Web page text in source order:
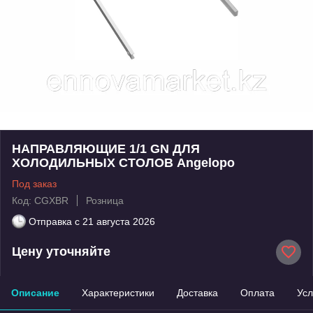
НАПРАВЛЯЮЩИЕ 1/1 GN ДЛЯ
ХОЛОДИЛЬНЫХ СТОЛОВ Angelopo
Под заказ
Код: CGXBR
Розница
Отправка с 21 августа 2026
Цену уточняйте
Описание Характеристики Доставка Оплата